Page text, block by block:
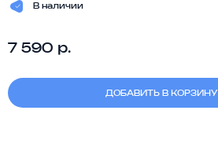
В наличии
7 590 р.
ДОБАВИТЬ В КОРЗИНУ